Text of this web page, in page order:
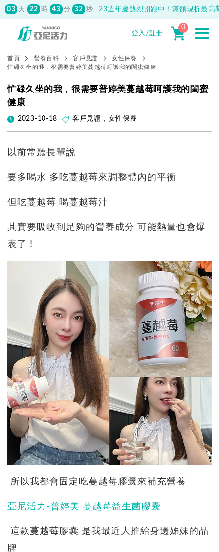
03 天 22 時 43 分 30 秒 23週年慶熱烈開跑中！滿額現折最高
登入/註冊
0
首頁 營養百科 客戶見證
女性保養
忙碌久坐的我，很需要普婷美蔓越莓呵護我的閨蜜健康
忙碌久坐的我，很需要普婷美蔓越莓呵護我的閨蜜
健康
2023-10-18 客戶見證 ， 女性保養
以前常聽長輩說
要多喝水 多吃蔓越莓來調整體內的平衡
但吃蔓越莓 喝蔓越莓汁
其實要吸收到足夠的營養成分 可能熱量也會爆
表了 !
所以我都會固定吃蔓越莓膠囊來補充營養
亞尼活力-普婷美 蔓越莓益生菌膠囊
這款蔓越莓膠囊 是我最近大推給身邊姊妹的品
牌